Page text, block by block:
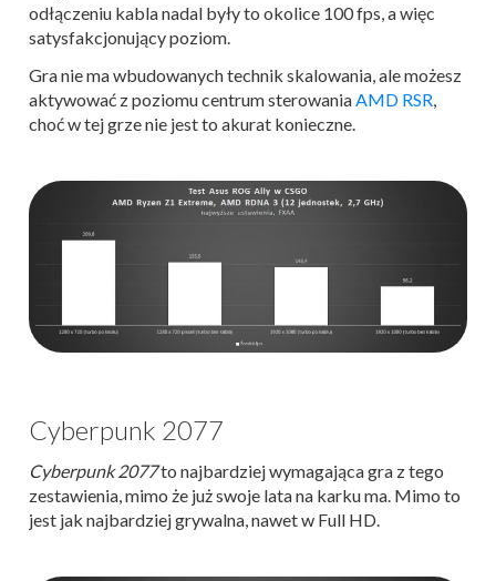
odłączeniu kabla nadal były to okolice 100 fps, a więc
satysfakcjonujący poziom.
Gra nie ma wbudowanych technik skalowania, ale możesz
aktywować z poziomu centrum sterowaniaAMD RSR,
choć w tej grze nie jest to akurat konieczne.
Cyberpunk 2077
Cyberpunk 2077to najbardziej wymagająca gra z tego
zestawienia, mimo że już swoje lata na karku ma. Mimo to
jest jak najbardziej grywalna, nawet w Full HD.